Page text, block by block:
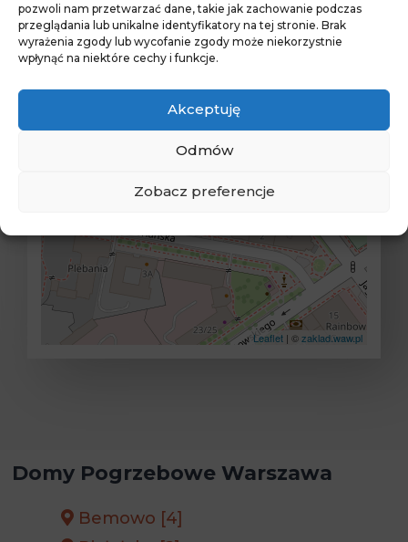
pozwoli nam przetwarzać dane, takie jak zachowanie podczas
przeglądania lub unikalne identyfikatory na tej stronie. Brak
wyrażenia zgody lub wycofanie zgody może niekorzystnie
wpłynąć na niektóre cechy i funkcje.
Akceptuję
Odmów
Zobacz preferencje
Mapa dojazdu do Dom
Pogrzebowy Lethe
+
Leaflet | ©zaklad.waw.pl
Domy Pogrzebowe Warszawa
Bemowo [4]